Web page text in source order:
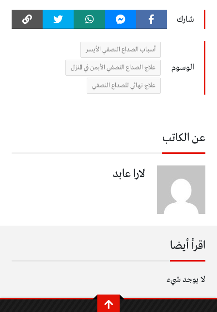
شارك
الوسوم
أسباب الصداع النصفي الأيسر
علاج الصداع النصفي الأيمن في المنزل
علاج نهائي للصداع النصفي
عن الكاتب
لارا عابد
اقرأ أيضا
لا يوجد شيء